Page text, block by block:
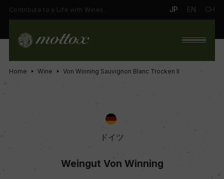
Contribute to a Life with Wines. JP EN CH
Home Wine Von Winning Sauvignon Blanc Trocken II
ドイツ
Weingut Von Winning